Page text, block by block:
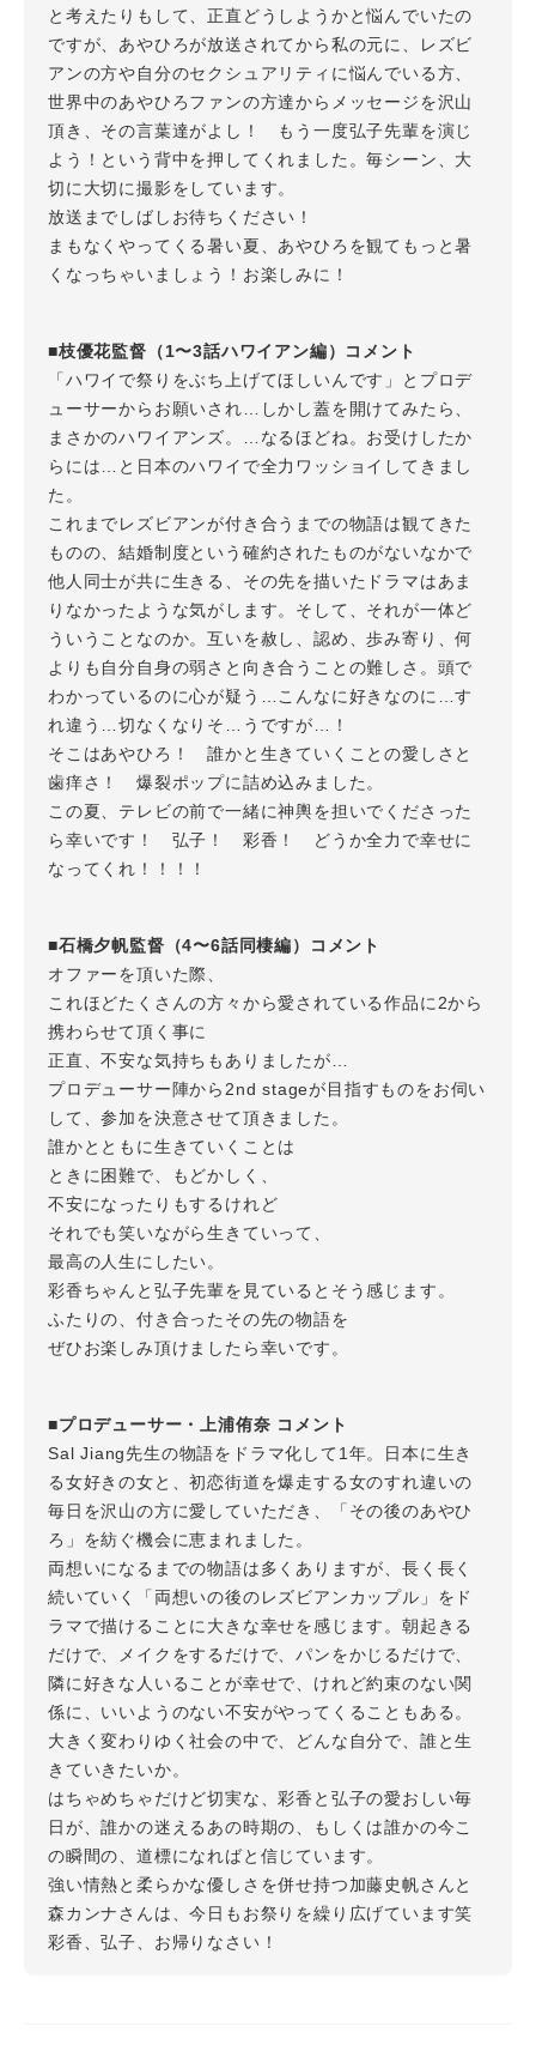
と考えたりもして、正直どうしようかと悩んでいたの
ですが、あやひろが放送されてから私の元に、レズビ
アンの方や自分のセクシュアリティに悩んでいる方、
世界中のあやひろファンの方達からメッセージを沢山
頂き、その言葉達がよし！ もう一度弘子先輩を演じ
よう！という背中を押してくれました。毎シーン、大
切に大切に撮影をしています。
放送までしばしお待ちください！
まもなくやってくる暑い夏、あやひろを観てもっと暑
くなっちゃいましょう！お楽しみに！
■枝優花監督（1〜3話ハワイアン編）コメント
「ハワイで祭りをぶち上げてほしいんです」とプロデ
ューサーからお願いされ…しかし蓋を開けてみたら、
まさかのハワイアンズ。…なるほどね。お受けしたか
らには…と日本のハワイで全力ワッショイしてきまし
た。
これまでレズビアンが付き合うまでの物語は観てきた
ものの、結婚制度という確約されたものがないなかで
他人同士が共に生きる、その先を描いたドラマはあま
りなかったような気がします。そして、それが一体ど
ういうことなのか。互いを赦し、認め、歩み寄り、何
よりも自分自身の弱さと向き合うことの難しさ。頭で
わかっているのに心が疑う…こんなに好きなのに…す
れ違う…切なくなりそ…うですが…！
そこはあやひろ！ 誰かと生きていくことの愛しさと
歯痒さ！ 爆裂ポップに詰め込みました。
この夏、テレビの前で一緒に神輿を担いでくださった
ら幸いです！ 弘子！ 彩香！ どうか全力で幸せに
なってくれ！！！！
■石橋夕帆監督（4〜6話同棲編）コメント
オファーを頂いた際、
これほどたくさんの方々から愛されている作品に2から
携わらせて頂く事に
正直、不安な気持ちもありましたが…
プロデューサー陣から2nd stageが目指すものをお伺い
して、参加を決意させて頂きました。
誰かとともに生きていくことは
ときに困難で、もどかしく、
不安になったりもするけれど
それでも笑いながら生きていって、
最高の人生にしたい。
彩香ちゃんと弘子先輩を見ているとそう感じます。
ふたりの、付き合ったその先の物語を
ぜひお楽しみ頂けましたら幸いです。
■プロデューサー・上浦侑奈 コメント
Sal Jiang先生の物語をドラマ化して1年。日本に生き
る女好きの女と、初恋街道を爆走する女のすれ違いの
毎日を沢山の方に愛していただき、「その後のあやひ
ろ」を紡ぐ機会に恵まれました。
両想いになるまでの物語は多くありますが、長く長く
続いていく「両想いの後のレズビアンカップル」をド
ラマで描けることに大きな幸せを感じます。朝起きる
だけで、メイクをするだけで、パンをかじるだけで、
隣に好きな人いることが幸せで、けれど約束のない関
係に、いいようのない不安がやってくることもある。
大きく変わりゆく社会の中で、どんな自分で、誰と生
きていきたいか。
はちゃめちゃだけど切実な、彩香と弘子の愛おしい毎
日が、誰かの迷えるあの時期の、もしくは誰かの今こ
の瞬間の、道標になればと信じています。
強い情熱と柔らかな優しさを併せ持つ加藤史帆さんと
森カンナさんは、今日もお祭りを繰り広げています笑
彩香、弘子、お帰りなさい！